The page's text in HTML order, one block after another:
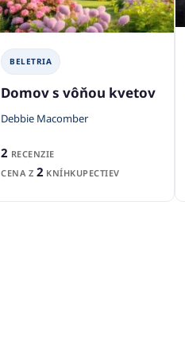
BELETRIA
Domov s vôňou kvetov
Debbie Macomber
2 RECENZIE
CENA Z 2 KNÍHKUPECTIEV